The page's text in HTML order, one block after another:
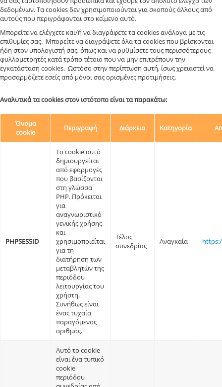
δεδομένων. Τα cookies δεν χρησιμοποιούνται για σκοπούς άλλους από
αυτούς που περιγράφονται στο κείμενο αυτό.
Μπορείτε να ελέγχετε και/ή να διαγράφετε τα cookies ανάλογα με τις
επιθυμίες σας. Μπορείτε να διαγράψετε όλα τα cookies που βρίσκονται
ήδη στον υπολογιστή σας, όπως και να ρυθμίσετε τους περισσότερους
φυλλομετρητές κατά τρόπο τέτοιο που να μην επιτρέπουν την
εγκατάσταση cookies. Ωστόσο στην περίπτωση αυτή, ίσως χρειαστεί να
προσαρμόζετε εσείς από μόνοι σας ορισμένες προτιμήσεις.
Αναλυτικά τα cookies στον ιστότοπο είναι τα παρακάτω:
Όνομα
cookie
Περιγραφή Διάρκεια Κατηγορία
PHPSESSID
Το cookie αυτό
δημιουργείται
από εφαρμογές
που βασίζονται
στη γλώσσα
PHP. Πρόκειται
για
αναγνωριστικό
γενικής χρήσης
και
χρησιμοποιείται
για τη
διατήρηση των
μεταβλητών της
περιόδου
λειτουργίας του
χρήστη.
Συνήθως είναι
ένας τυχαία
παραγόμενος
αριθμός.
Τέλος
συνεδρίας
Αναγκαία
Αυτό το cookie
είναι ένα τυπικό
cookie
περιόδου